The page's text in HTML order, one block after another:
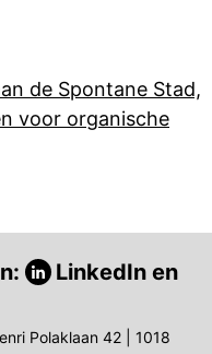
de Spontane Stad,
voor organische
LinkedIn en
Polaklaan 42 | 1018